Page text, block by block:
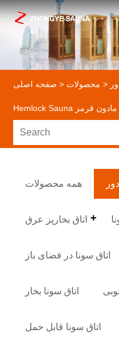
صفحه اصلی > محصولات >
Hemlock Sauna مادون قرمز
همه محصولات
اتاق بخارپز عرق
اتاق سونا در فضای باز
اتاق سونا بخار
اتاق سونا قابل حمل